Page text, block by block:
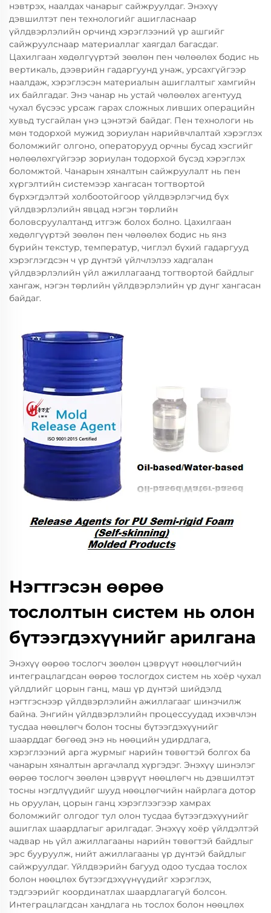
нэвтрэх, наалдах чанарыг сайжруулдаг. Энэхүү
дэвшилтэт пен технологийг ашигласнаар
үйлдвэрлэлийн орчинд хэрэглээний үр ашгийг
сайжруулснаар материаллаг хаягдал багасдаг.
Цахилгаан хөдөлгүүртэй зөөлөн пен чөлөөлөх бодис нь
вертикаль, дээврийн гадаргуунд унаж, урсахгүйгээр
наалдаж, хэрэглэсэн материалын ашиглалтыг хамгийн
их байлгадаг. Энэ чанар нь устай чөлөөлөх агентууд
чухал бүсээс урсаж гарах сложных ливших операцийн
хувьд тусгайлан үнэ цэнэтэй байдаг. Пен технологи нь
мөн тодорхой мужид зориулан нарийвчлалтай хэрэглэх
боломжийг олгоно, операторууд орчны бусад хэсгийг
нөлөөлөхгүйгээр зориулан тодорхой бүсэд хэрэглэх
боломжтой. Чанарын хяналтын сайжруулалт нь пен
хүргэлтийн системээр хангасан тогтвортой
бүрхэгдэлтэй холбоотойгоор үйлдвэрлэгчид бүх
үйлдвэрлэлийн явцад нэгэн төрлийн
боловсруулалтанд итгэж болох болно. Цахилгаан
хөдөлгүүртэй зөөлөн пен чөлөөлөх бодис нь янз
бүрийн текстур, температур, чиглэл бүхий гадаргууд
хэрэглэгдсэн ч үр дүнтэй үйлчлэлээ хадгалан
үйлдвэрлэлийн үйл ажиллагаанд тогтвортой байдлыг
хангаж, нэгэн төрлийн үйлдвэрлэлийн үр дүнг хангасан
байдаг.
Нэгтгэсэн өөрөө
тослолтын систем нь олон
бүтээгдэхүүнийг арилгана
Энэхүү өөрөө тослогч зөөлөн цэврүүт нөөцлөгчийн
интеграцлагдсан өөрөө тослогдох систем нь хоёр чухал
үйлдлийг цорын ганц, маш үр дүнтэй шийдэлд
нэгтгэснээр үйлдвэрлэлийн ажиллагааг шинэчилж
байна. Энгийн үйлдвэрлэлийн процессуудад ихэвчлэн
тусдаа нөөцлөгч болон тосны бүтээгдэхүүнийг
шаарддаг бөгөөд энэ нь нөөцийн удирдлага,
хэрэглээний арга журмыг нарийн төвөгтэй болгох ба
чанарын хяналтын аргачлалд хүргэдэг. Энэхүү шинэлэг
өөрөө тослогч зөөлөн цэврүүт нөөцлөгч нь дэвшилтэт
тосны нэгдлүүдийг шууд нөөцлөгчийн найрлага дотор
нь оруулан, цорын ганц хэрэглээгээр хамрах
боломжийг олгодог тул олон тусдаа бүтээгдэхүүнийг
ашиглах шаардлагыг арилгадаг. Энэхүү хоёр үйлдэлтэй
чадвар нь үйл ажиллагааны нарийн төвөгтэй байдлыг
эрс бууруулж, нийт ажиллагааны үр дүнтэй байдлыг
сайжруулдаг. Үйлдвэрийн багууд одоо тусдаа тослох
болон нөөцлөх бүтээгдэхүүнүүдийг хэрэглэх,
тэдгээрийг координатлах шаардлагагүй болсон.
Интеграцлагдсан хандлага нь тослох болон нөөцлөх